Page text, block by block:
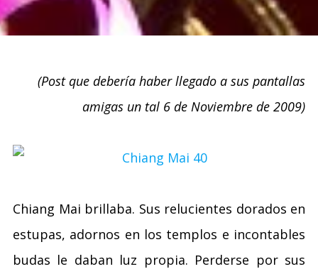
(Post que debería haber llegado a sus pantallas
amigas un tal 6 de Noviembre de 2009)
Chiang Mai brillaba. Sus relucientes dorados en
estupas, adornos en los templos e incontables
budas le daban luz propia. Perderse por sus